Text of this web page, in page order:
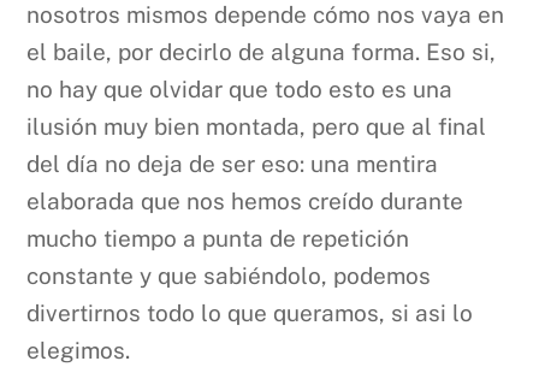
nosotros mismos depende cómo nos vaya en
el baile, por decirlo de alguna forma. Eso si,
no hay que olvidar que todo esto es una
ilusión muy bien montada, pero que al final
del día no deja de ser eso: una mentira
elaborada que nos hemos creído durante
mucho tiempo a punta de repetición
constante y que sabiéndolo, podemos
divertirnos todo lo que queramos, si asi lo
elegimos.